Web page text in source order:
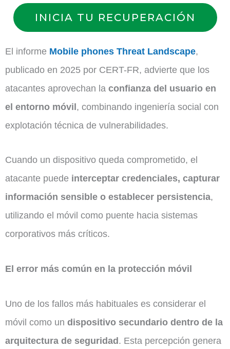
INICIA TU RECUPERACIÓN
El informe Mobile phones Threat Landscape,
publicado en 2025 por CERT-FR, advierte que los
atacantes aprovechan la confianza del usuario en
el entorno móvil, combinando ingeniería social con
explotación técnica de vulnerabilidades.
Cuando un dispositivo queda comprometido, el
atacante puede interceptar credenciales, capturar
información sensible o establecer persistencia,
utilizando el móvil como puente hacia sistemas
corporativos más críticos.
El error más común en la protección móvil
Uno de los fallos más habituales es considerar el
móvil como un dispositivo secundario dentro de la
arquitectura de seguridad. Esta percepción genera